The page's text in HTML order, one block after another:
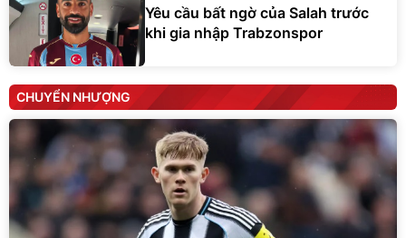
Yêu cầu bất ngờ của Salah trước
khi gia nhập Trabzonspor
CHUYỂN NHƯỢNG